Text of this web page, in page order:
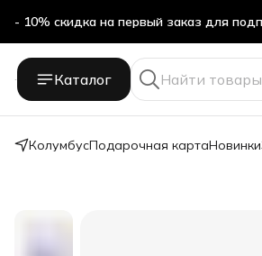
- 10% скидка на первый заказ для
Бесплатная доставка в ПВЗ Яндекс
Каталог
КолумбусПодарочная картаНовинки